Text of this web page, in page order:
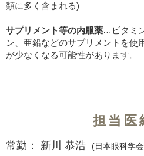
類に多く含まれる)
サプリメント等の内服薬…ビタミ
ン、亜鉛などのサプリメントを使
が少なくなる可能性があります。
担当医
常勤： 新川 恭浩 (日本眼科学